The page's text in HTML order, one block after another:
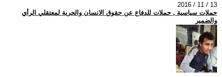
2016 / 11 / 13
حملات سياسية , حملات للدفاع عن حقوق الانسان والحرية لمعتقلي الرأي
والضمير